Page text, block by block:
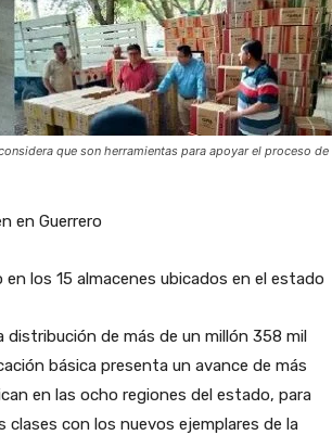
que son herramientas para apoyar el proceso de
en Guerrero
los 15 almacenes ubicados en el estado
distribución de más de un millón 358 mil
básica presenta un avance de más
en las ocho regiones del estado, para
con los nuevos ejemplares de la